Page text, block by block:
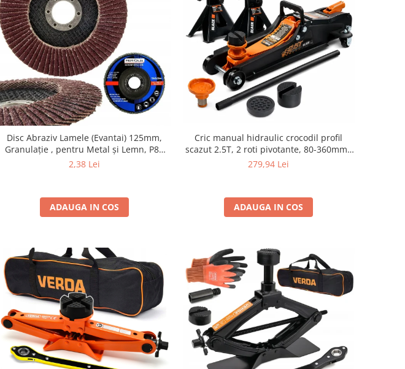
Disc Abraziv Lamele (Evantai) 125mm,
Granulație , pentru Metal și Lemn, P80
125x22.2mm
2,38 Lei
ADAUGA IN COS
Cric manual hidraulic crocodil profil
scazut 2.5T, 2 roti pivotante, 80-360mm+
set 2 capre auto pentru sprijin 3T cu pin
279,94 Lei
ADAUGA IN COS